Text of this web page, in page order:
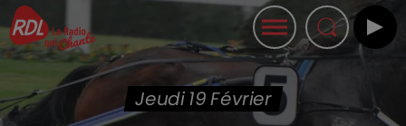
Jeudi 19 Février